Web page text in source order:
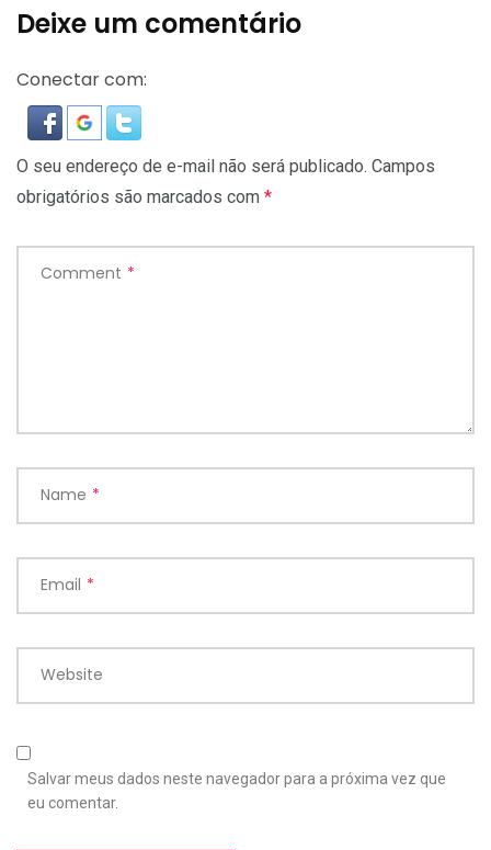
Deixe um comentário
Conectar com:
O seu endereço de e-mail não será publicado. Campos
obrigatórios são marcados com *
Comment *
Name *
Email *
Website
Salvar meus dados neste navegador para a próxima vez que
eu comentar.